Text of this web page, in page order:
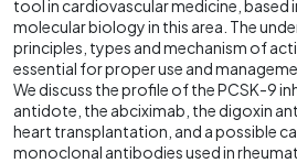
tool in cardiovascular medicine, based
molecular biology in this area. The
principles, types and mechanism of
essential for proper use and
We discuss the profile of the PCSK-9
antidote, the abciximab, the digoxin
heart transplantation, and a possible
monoclonal antibodies used in